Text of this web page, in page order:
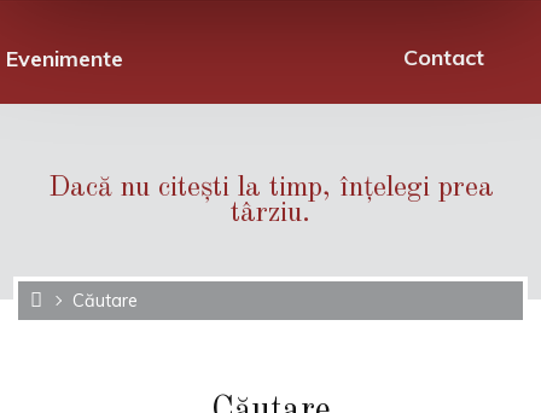
Evenimente Contact
Dacă nu citești la timp, înțelegi prea
târziu.
Căutare